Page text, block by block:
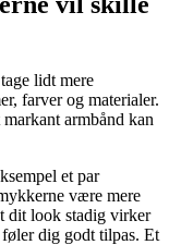
lidt mere
farver og materialer.
armbånd kan
et par
være mere
dit look stadig virker
dig godt tilpas. Et